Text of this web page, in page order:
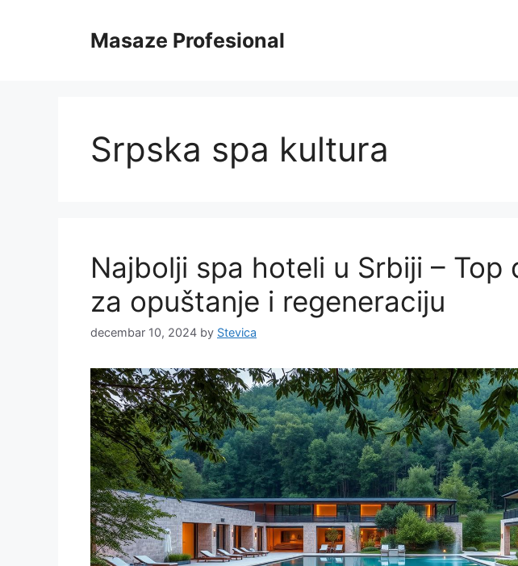
Masaze Profesional
Srpska spa kultura
Najbolji spa hoteli u Srbiji – Top
za opuštanje i regeneraciju
decembar 10, 2024 by Stevica